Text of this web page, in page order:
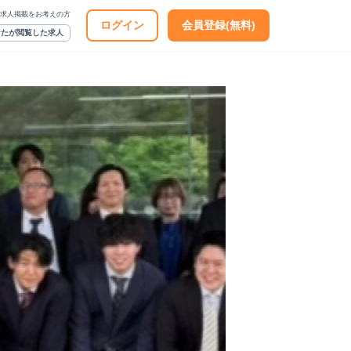
求人掲載をお考えの方
が閲覧した求人
ログイン 会員登録(無料)